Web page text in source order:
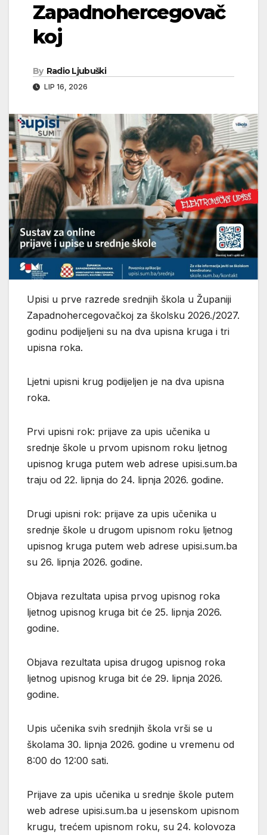
Zapadnohercegovač
koj
By Radio Ljubuški
LIP 16, 2026
Upisi u prve razrede srednjih škola u Županiji
Zapadnohercegovačkoj za školsku 2026./2027.
godinu podijeljeni su na dva upisna kruga i tri
upisna roka.
Ljetni upisni krug podijeljen je na dva upisna
roka.
Prvi upisni rok: prijave za upis učenika u
srednje škole u prvom upisnom roku ljetnog
upisnog kruga putem web adrese upisi.sum.ba
traju od 22. lipnja do 24. lipnja 2026. godine.
Drugi upisni rok: prijave za upis učenika u
srednje škole u drugom upisnom roku ljetnog
upisnog kruga putem web adrese upisi.sum.ba
su 26. lipnja 2026. godine.
Objava rezultata upisa prvog upisnog roka
ljetnog upisnog kruga bit će 25. lipnja 2026.
godine.
Objava rezultata upisa drugog upisnog roka
ljetnog upisnog kruga bit će 29. lipnja 2026.
godine.
Upis učenika svih srednjih škola vrši se u
školama 30. lipnja 2026. godine u vremenu od
8:00 do 12:00 sati.
Prijave za upis učenika u srednje škole putem
web adrese upisi.sum.ba u jesenskom upisnom
krugu, trećem upisnom roku, su 24. kolovoza